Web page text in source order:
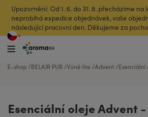
Upozornění: Od 1. 6. do 31. 8. přecházíme na
neprobíhá expedice objednávek, vaše
následující pracovní den. Děkujeme za
E-shop BELAIR PUR Vůně lite Advent
Esenciální oleje Advent